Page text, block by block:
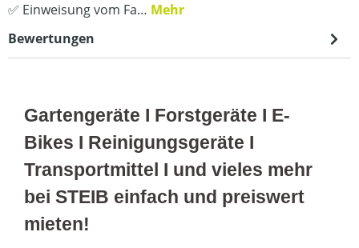
✅ Einweisung vom Fa… Mehr
Bewertungen
Gartengeräte I Forstgeräte I E-
Bikes I Reinigungsgeräte I
Transportmittel I und vieles mehr
bei STEIB einfach und preiswert
mieten!